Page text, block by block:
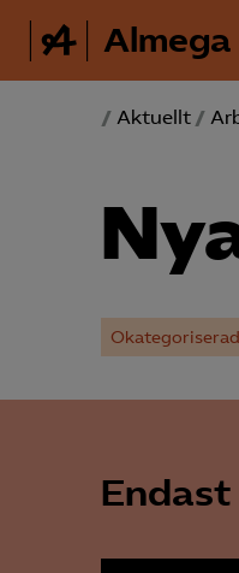
Almega
/ Aktuellt /